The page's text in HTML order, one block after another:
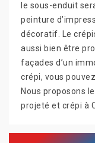
le sous-enduit
peinture
décoratif. Le
aussi bien être
façades d’un
crépi, vous
Nous proposons
projeté et crépi à